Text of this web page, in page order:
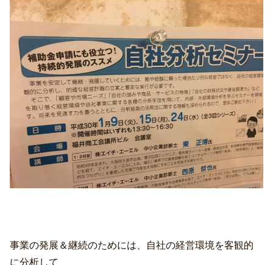
事業の発展＆継続のためには、自社の経営環境を客観的
に分析して